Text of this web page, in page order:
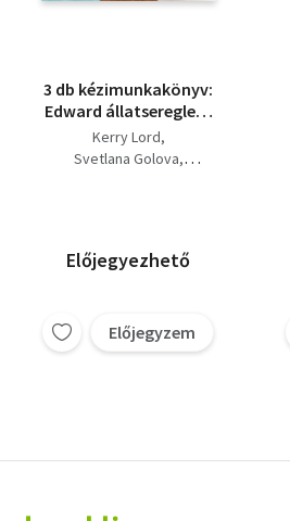
3 db kézimunkakönyv:
Edward ​állatsereglete
- 40 állatfigura
horgolásmintája -
figura + Horgolt
minták interaktív
gyerekjátékokhoz
Kerry Lord
Svetlana Golova
Előjegyezhető
Előjegyzem